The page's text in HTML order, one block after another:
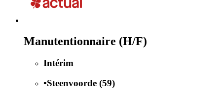
Manutentionnaire (H/F)
Intérim
•Steenvoorde (59)